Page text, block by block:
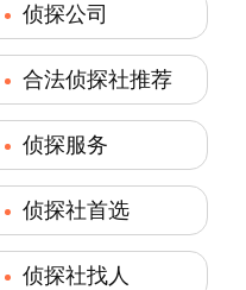
侦探公司
合法侦探社推荐
侦探服务
侦探社首选
侦探社找人